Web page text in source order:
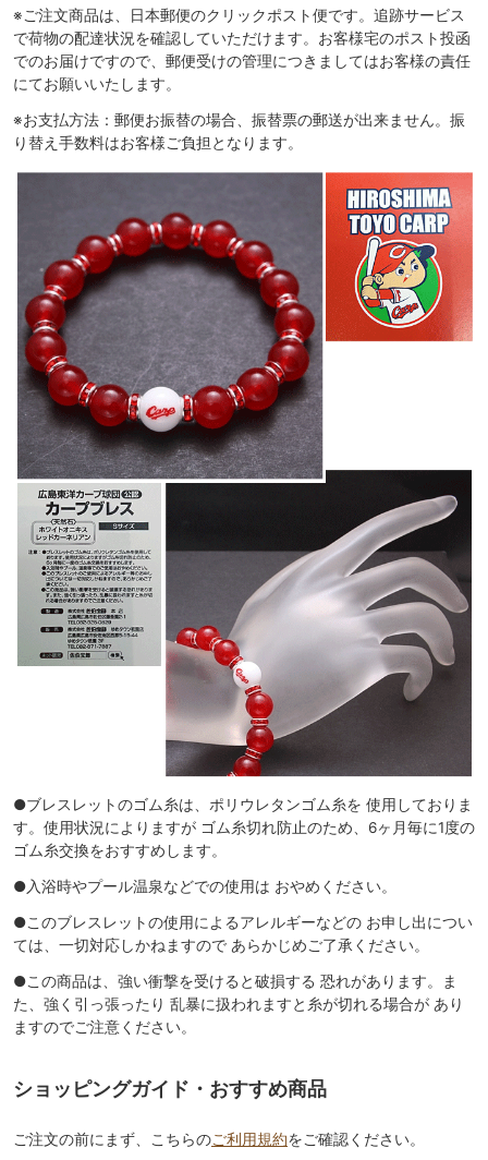
※ご注文商品は、日本郵便のクリックポスト便です。追跡サービス
で荷物の配達状況を確認していただけます。お客様宅のポスト投函
でのお届けですので、郵便受けの管理につきましてはお客様の責任
にてお願いいたします。
※お支払方法：郵便お振替の場合、振替票の郵送が出来ません。振
り替え手数料はお客様ご負担となります。
●ブレスレットのゴム糸は、ポリウレタンゴム糸を 使用しておりま
す。使用状況によりますが ゴム糸切れ防止のため、6ヶ月毎に1度の
ゴム糸交換をおすすめします。
●入浴時やプール温泉などでの使用は おやめください。
●このブレスレットの使用によるアレルギーなどの お申し出につい
ては、一切対応しかねますので あらかじめご了承ください。
●この商品は、強い衝撃を受けると破損する 恐れがあります。ま
た、強く引っ張ったり 乱暴に扱われますと糸が切れる場合が あり
ますのでご注意ください。
ショッピングガイド・おすすめ商品
ご注文の前にまず、こちらのご利用規約をご確認ください。